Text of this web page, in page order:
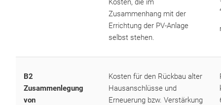
Kosten, die im
Zusammenhang mit der
Errichtung der PV-Anlage
selbst stehen.
B2
Zusammenlegung
von
Kosten für den Rückbau alter
Hausanschlüsse und
Erneuerung bzw. Verstärkung